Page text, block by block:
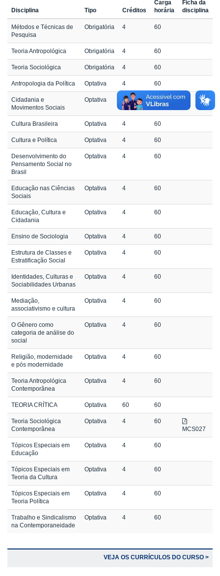
Disciplina Tipo Créditos
Carga
horária
Ficha da
disciplina
Métodos e Técnicas de
Pesquisa
Obrigatória 4 60
Teoria Antropológica Obrigatória 4 60
Teoria Sociológica Obrigatória 4 60
Antropologia da Política Optativa 4 60
Cidadania e
Movimentos Sociais
Optativa 4 60
Cultura Brasileira Optativa 4 60
Cultura e Política Optativa 4 60
Desenvolvimento do
Pensamento Social no
Brasil
Optativa 4 60
Educação nas Ciências
Sociais
Optativa 4 60
Educação, Cultura e
Cidadania
Optativa 4 60
Ensino de Sociologia Optativa 4 60
Estrutura de Classes e
Estratificação Social
Optativa 4 60
Identidades, Culturas e
Sociabilidades Urbanas
Optativa 4 60
Mediação,
associativismo e cultura
Optativa 4 60
O Gênero como
categoria de análise do
social
Optativa 4 60
Religião, modernidade
e pós modernidade
Optativa 4 60
Teoria Antropológica
Contemporânea
Optativa 4 60
TEORIA CRÍTICA Optativa 60 60
Teoria Sociológica
Contemporânea
Optativa 4
60
MCS027
Tópicos Especiais em
Educação
Optativa 4 60
Tópicos Especiais em
Teoria da Cultura
Optativa 4 60
Tópicos Especiais em
Teoria Política
Optativa 4 60
Trabalho e Sindicalismo
na Contemporaneidade
Optativa 4 60
VEJA OS CURRÍCULOS DO CURSO >